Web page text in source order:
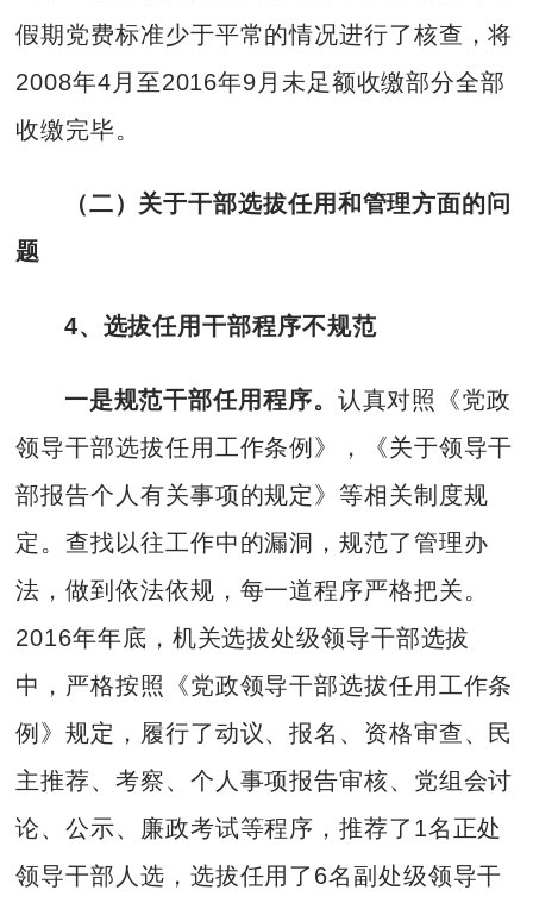
假期党费标准少于平常的情况进行了核查，将
2008年4月至2016年9月未足额收缴部分全部
收缴完毕。
（二）关于干部选拔任用和管理方面的问
题
4、选拔任用干部程序不规范
一是规范干部任用程序。 认真对照《党政
领导干部选拔任用工作条例》，《关于领导干
部报告个人有关事项的规定》等相关制度规
定。查找以往工作中的漏洞，规范了管理办
法，做到依法依规，每一道程序严格把关。
2016年年底，机关选拔处级领导干部选拔
中，严格按照《党政领导干部选拔任用工作条
例》规定，履行了动议、报名、资格审查、民
主推荐、考察、个人事项报告审核、党组会讨
论、公示、廉政考试等程序，推荐了1名正处
领导干部人选，选拔任用了6名副处级领导干